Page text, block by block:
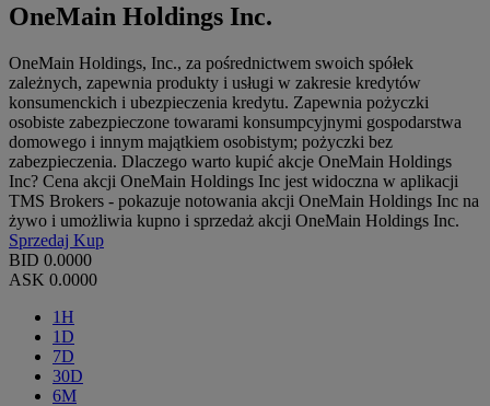
OneMain Holdings Inc.
OneMain Holdings, Inc., za pośrednictwem swoich spółek
zależnych, zapewnia produkty i usługi w zakresie kredytów
konsumenckich i ubezpieczenia kredytu. Zapewnia pożyczki
osobiste zabezpieczone towarami konsumpcyjnymi gospodarstwa
domowego i innym majątkiem osobistym; pożyczki bez
zabezpieczenia. Dlaczego warto kupić akcje OneMain Holdings
Inc? Cena akcji OneMain Holdings Inc jest widoczna w aplikacji
TMS Brokers - pokazuje notowania akcji OneMain Holdings Inc na
żywo i umożliwia kupno i sprzedaż akcji OneMain Holdings Inc.
Sprzedaj Kup
BID 0.0000
ASK 0.0000
1H
1D
7D
30D
6M